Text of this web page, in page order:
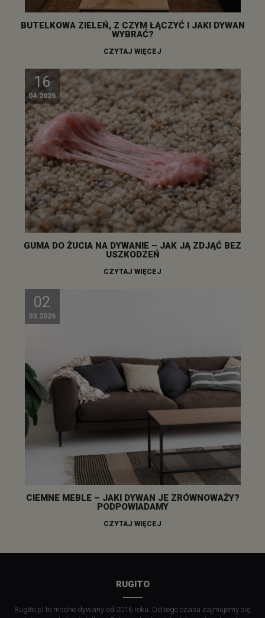
BUTELKOWA ZIELEŃ, Z CZYM ŁĄCZYĆ I JAKI DYWAN
WYBRAĆ?
CZYTAJ WIĘCEJ
16
04.2026
GUMA DO ŻUCIA NA DYWANIE – JAK JĄ ZDJĄĆ BEZ
USZKODZEŃ
CZYTAJ WIĘCEJ
02
03.2026
CIEMNE MEBLE – JAKI DYWAN JE ZRÓWNOWAŻY?
PODPOWIADAMY
CZYTAJ WIĘCEJ
RUGITO
Rugito.pl to modne dywany od 2016 roku. Od tego czasu zajmujemy się